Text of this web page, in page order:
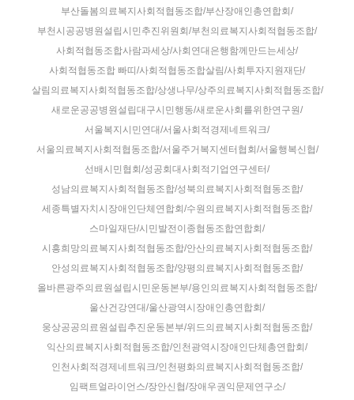
부산돌봄의료복지사회적협동조합/부산장애인총연합회/
부천시공공병원설립시민추진위원회/부천의료복지사회적협동조합/
사회적협동조합사람과세상/사회연대은행함께만드는세상/
사회적협동조합 빠띠/사회적협동조합살림/사회투자지원재단/
살림의료복지사회적협동조합/상생나무/상주의료복지사회적협동조합/
새로운공공병원설립대구시민행동/새로운사회를위한연구원/
서울복지시민연대/서울사회적경제네트워크/
서울의료복지사회적협동조합/서울주거복지센터협회/서울행복신협/
선배시민협회/성공회대사회적기업연구센터/
성남의료복지사회적협동조합/성북의료복지사회적협동조합/
세종특별자치시장애인단체연합회/수원의료복지사회적협동조합/
스마일재단/시민발전이종협동조합연합회/
시흥희망의료복지사회적협동조합/안산의료복지사회적협동조합/
안성의료복지사회적협동조합/양평의료복지사회적협동조합/
올바른광주의료원설립시민운동본부/용인의료복지사회적협동조합/
울산건강연대/울산광역시장애인총연합회/
웅상공공의료원설립추진운동본부/위드의료복지사회적협동조합/
익산의료복지사회적협동조합/인천광역시장애인단체총연합회/
인천사회적경제네트워크/인천평화의료복지사회적협동조합/
임팩트얼라이언스/장안신협/장애우권익문제연구소/